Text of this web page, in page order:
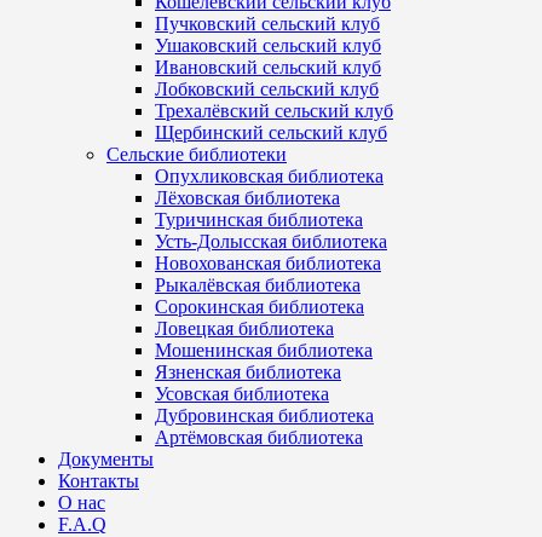
Пучковский сельский клуб
Ушаковский сельский клуб
Ивановский сельский клуб
Лобковский сельский клуб
Трехалёвский сельский клуб
Щербинский сельский клуб
Сельские библиотеки
Опухликовская библиотека
Лёховская библиотека
Туричинская библиотека
Усть-Долысская библиотека
Новохованская библиотека
Рыкалёвская библиотека
Сорокинская библиотека
Ловецкая библиотека
Мошенинская библиотека
Язненская библиотека
Усовская библиотека
Дубровинская библиотека
Артёмовская библиотека
Документы
Контакты
О нас
F.A.Q